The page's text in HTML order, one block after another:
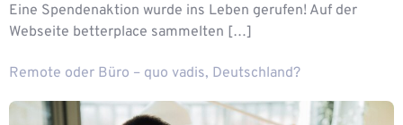
Eine Spendenaktion wurde ins Leben gerufen! Auf der
Webseite betterplace sammelten […]
Remote oder Büro – quo vadis, Deutschland?